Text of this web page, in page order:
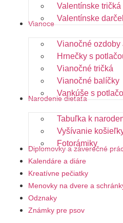
Valentínske tričká
Valentínske
Vianoce
Vianočné ozdoby
Hrnečky s
Vianočné tričká
Vianočné balíčky
Vankúše s
Narodenie dieťaťa
Tabuľka k
Vyšívanie
Fotorámiky
Diplomovky a záverečné
Kalendáre a diáre
Kreatívne pečiatky
Menovky na dvere a
Odznaky
Známky pre psov